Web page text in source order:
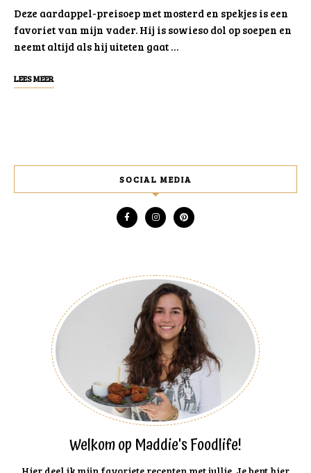
Deze aardappel-preisoep met mosterd en spekjes is een
favoriet van mijn vader. Hij is sowieso dol op soepen en
neemt altijd als hij uiteten gaat …
LEES MEER
SOCIAL MEDIA
Welkom op Maddie's Foodlife!